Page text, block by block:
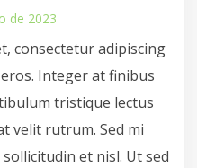
de 2023
consectetur adipiscing
Integer at finibus
tristique lectus
velit rutrum. Sed mi
et nisl. Ut sed